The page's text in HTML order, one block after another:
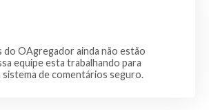
OAgregador ainda não estão
equipe esta trabalhando para
sistema de comentários seguro.